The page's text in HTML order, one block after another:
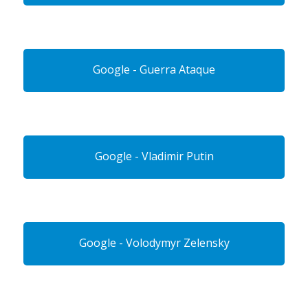
Google - Guerra Ataque
Google - Vladimir Putin
Google - Volodymyr Zelensky